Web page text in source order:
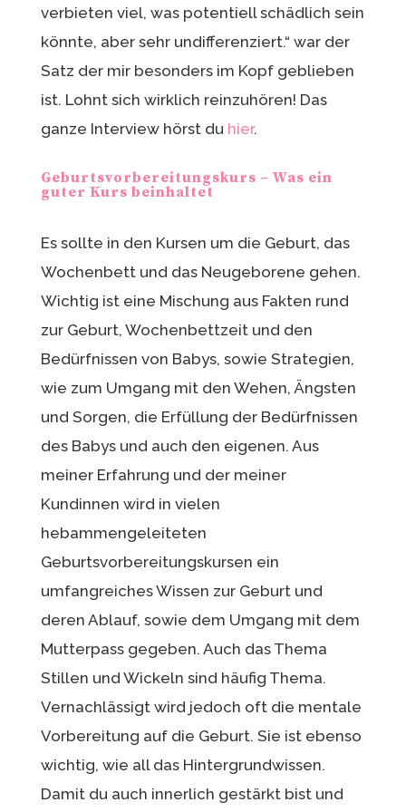
verbieten viel, was potentiell schädlich sein
könnte, aber sehr undifferenziert.“ war der
Satz der mir besonders im Kopf geblieben
ist. Lohnt sich wirklich reinzuhören! Das
ganze Interview hörst du hier.
Geburtsvorbereitungskurs – Was ein
guter Kurs beinhaltet
Es sollte in den Kursen um die Geburt, das
Wochenbett und das Neugeborene gehen.
Wichtig ist eine Mischung aus Fakten rund
zur Geburt, Wochenbettzeit und den
Bedürfnissen von Babys, sowie Strategien,
wie zum Umgang mit den Wehen, Ängsten
und Sorgen, die Erfüllung der Bedürfnissen
des Babys und auch den eigenen. Aus
meiner Erfahrung und der meiner
Kundinnen wird in vielen
hebammengeleiteten
Geburtsvorbereitungskursen ein
umfangreiches Wissen zur Geburt und
deren Ablauf, sowie dem Umgang mit dem
Mutterpass gegeben. Auch das Thema
Stillen und Wickeln sind häufig Thema.
Vernachlässigt wird jedoch oft die mentale
Vorbereitung auf die Geburt. Sie ist ebenso
wichtig, wie all das Hintergrundwissen.
Damit du auch innerlich gestärkt bist und